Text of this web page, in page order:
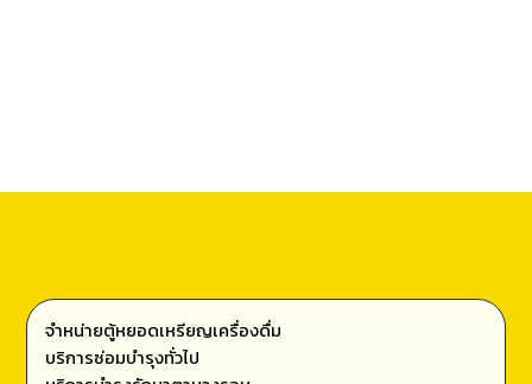
จำหน่ายตู้หยอดเหรียญเครื่องดื่ม
บริการซ่อมบำรุงทั่วไป